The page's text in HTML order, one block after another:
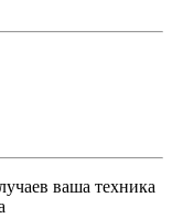
ваша техника